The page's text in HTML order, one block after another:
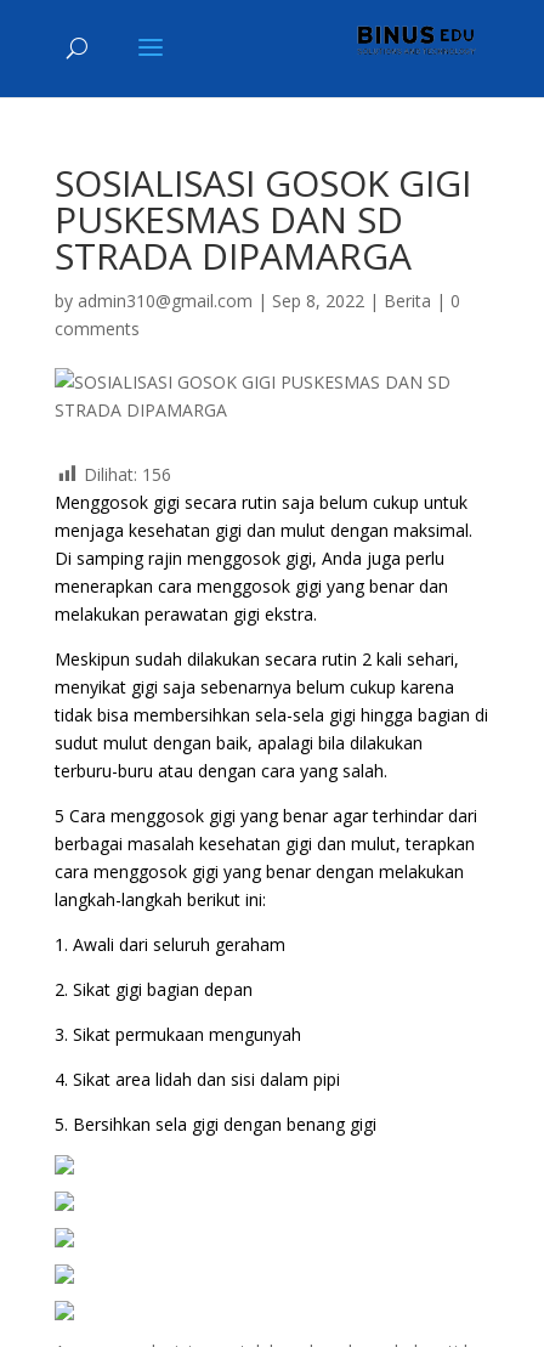
SOSIALISASI GOSOK GIGI
PUSKESMAS DAN SD
STRADA DIPAMARGA
by admin310@gmail.com | Sep 8, 2022| Berita | 0
comments
Dilihat: 156
Menggosok gigi secara rutin saja belum cukup untuk
menjaga kesehatan gigi dan mulut dengan maksimal.
Di samping rajin menggosok gigi, Anda juga perlu
menerapkan cara menggosok gigi yang benar dan
melakukan perawatan gigi ekstra.
Meskipun sudah dilakukan secara rutin 2 kali sehari,
menyikat gigi saja sebenarnya belum cukup karena
tidak bisa membersihkan sela-sela gigi hingga bagian di
sudut mulut dengan baik, apalagi bila dilakukan
terburu-buru atau dengan cara yang salah.
5 Cara menggosok gigi yang benar agar terhindar dari
berbagai masalah kesehatan gigi dan mulut, terapkan
cara menggosok gigi yang benar dengan melakukan
langkah-langkah berikut ini:
1. Awali dari seluruh geraham
2. Sikat gigi bagian depan
3. Sikat permukaan mengunyah
4. Sikat area lidah dan sisi dalam pipi
5. Bersihkan sela gigi dengan benang gigi